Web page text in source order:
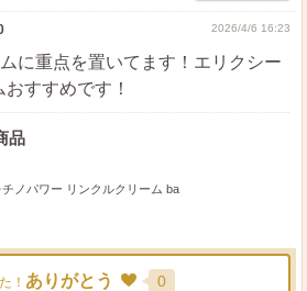
2026/4/6 16:23
に重点を置いてます！エリクシー
すすめです！
品
ノパワー リンクルクリーム ba
！ ありがとう 0